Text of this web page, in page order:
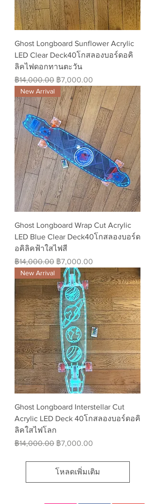
Ghost Longboard Sunflower Acrylic
LED Clear Deck40โกสลองบอร์ดอคิ
ลิคไฟดอกทานตะวัน
ราคาปกติ
฿14,000.00 ราคาขายลด
฿7,000.00
New Arrival
Ghost Longboard Wrap Cut Acrylic
LED Blue Clear Deck40โกสลองบอร์ด
อคิลิคฟ้าใสไฟสี
ราคาปกติ
฿14,000.00 ราคาขายลด
฿7,000.00
New Arrival
Ghost Longboard Interstellar Cut
Acrylic LED Deck 40โกสลองบอร์ดอคิ
ลิคใสไฟโลก
ราคาปกติ
฿14,000.00 ราคาขายลด
฿7,000.00
โหลดเพิ่มเติม